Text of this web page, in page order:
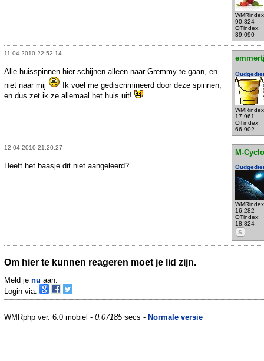
90.824
OTindex:
39.090
11-04-2010 22:52:14
17.961
OTindex:
66.902
Alle huisspinnen hier schijnen alleen naar Gremmy te gaan, en
niet naar mij
Ik voel me gediscrimineerd door deze spinnen,
en dus zet ik ze allemaal het huis uit!
12-04-2010 21:20:27
M-
16.282
OTindex:
18.824
S
Heeft het baasje dit niet aangeleerd?
Om hier te kunnen reageren moet je lid zijn.
Meld je nu aan.
Login via:
WMRphp ver. 6.0 mobiel - 0.07185secs - Normale versie